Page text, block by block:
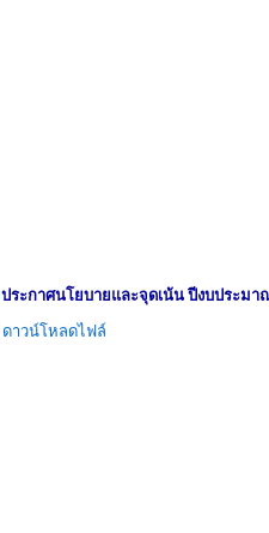
ประกาศนโยบายและจุดเน้น ปีงบประมา
ดาวน์โหลดไฟล์